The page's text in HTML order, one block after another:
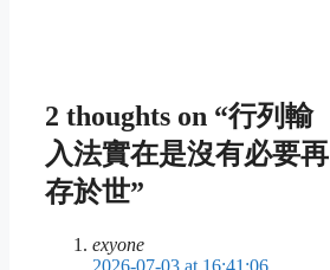
2 thoughts on “行列輸
入法實在是沒有必要再
存於世”
exyone
2026-07-03 at 16:41:06